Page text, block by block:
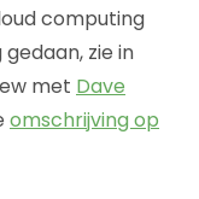
computing
zie in
met Dave
omschrijving op